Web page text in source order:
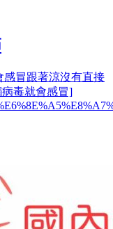
感冒跟著涼沒有直接
毒就會感冒]